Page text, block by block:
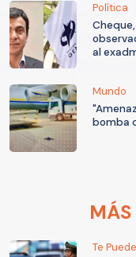
Política
al
Mundo
bomba
Te